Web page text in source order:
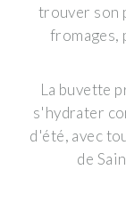
trouver son
fromages,
La buvette
s'hydrater
d'été, avec
de